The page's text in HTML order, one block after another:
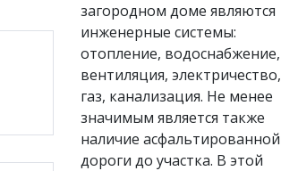
загородном доме являются
инженерные системы:
отопление, водоснабжение,
вентиляция, электричество,
газ, канализация. Не менее
значимым является также
наличие асфальтированной
дороги до участка. В этой